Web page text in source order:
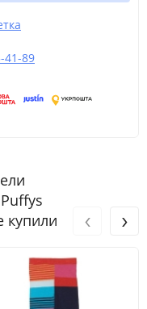
41-89
купили
‹ ›